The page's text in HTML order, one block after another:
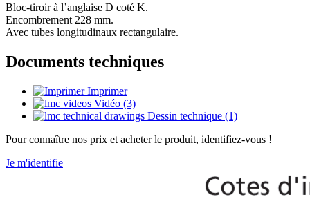
Bloc-tiroir à l’anglaise D coté K.
Encombrement 228 mm.
Avec tubes longitudinaux rectangulaire.
Documents techniques
Imprimer
Vidéo (3)
Dessin technique (1)
Pour connaître nos prix et acheter le produit, identifiez-vous !
Je m'identifie